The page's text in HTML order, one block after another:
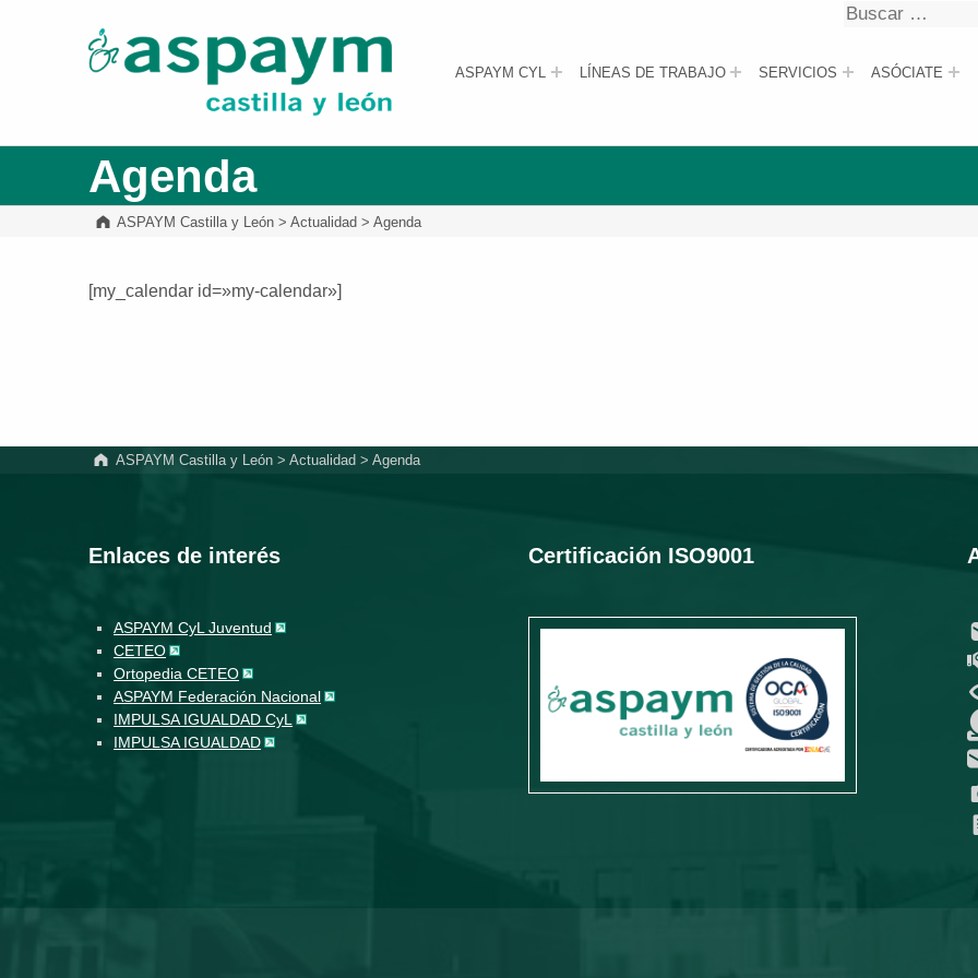
ASPAYM Castilla y León
ASPAYM CYL LÍNEAS DE TRABAJO SERVICIOS ASÓCIATE
Buscar
Agenda
ASPAYM Castilla y León >Actualidad >Agenda
[my_calendar id=»my-calendar»]
ASPAYM Castilla y León> Actualidad > Agenda
Enlaces de interés
ASPAYM CyL Juventud
CETEO
Ortopedia CETEO
ASPAYM Federación Nacional
IMPULSA IGUALDAD CyL
IMPULSA IGUALDAD
Certificación ISO9001